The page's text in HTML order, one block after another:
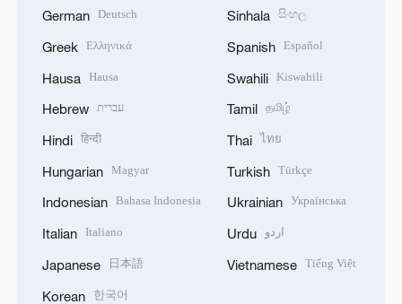
German Deutsch
Greek Ελληνικά
Hausa Hausa
Hebrew עברית
Hindi हिन्दी
Hungarian Magyar
Indonesian Bahasa Indonesia
Italian Italiano
Japanese 日本語
Korean 한국어
Sinhala සිංහල
Spanish Español
Swahili Kiswahili
Tamil தமிழ்
Thai ไทย
Turkish Türkçe
Ukrainian Українська
Urdu اردو
Vietnamese Tiếng Việt